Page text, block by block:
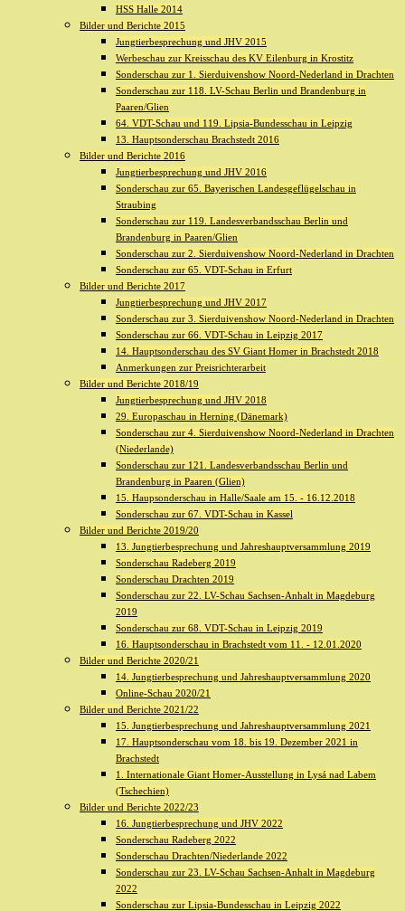
HSS Halle 2014
Bilder und Berichte 2015
Jungtierbesprechung und JHV 2015
Werbeschau zur Kreisschau des KV Eilenburg in Krostitz
Sonderschau zur 1. Sierduivenshow Noord-Nederland in Drachten
Sonderschau zur 118. LV-Schau Berlin und Brandenburg in
Paaren/Glien
64. VDT-Schau und 119. Lipsia-Bundesschau in Leipzig
13. Hauptsonderschau Brachstedt 2016
Bilder und Berichte 2016
Jungtierbesprechung und JHV 2016
Sonderschau zur 65. Bayerischen Landesgeflügelschau in
Straubing
Sonderschau zur 119. Landesverbandsschau Berlin und
Brandenburg in Paaren/Glien
Sonderschau zur 2. Sierduivenshow Noord-Nederland in Drachten
Sonderschau zur 65. VDT-Schau in Erfurt
Bilder und Berichte 2017
Jungtierbesprechung und JHV 2017
Sonderschau zur 3. Sierduivenshow Noord-Nederland in Drachten
Sonderschau zur 66. VDT-Schau in Leipzig 2017
14. Hauptsonderschau des SV Giant Homer in Brachstedt 2018
Anmerkungen zur Preisrichterarbeit
Bilder und Berichte 2018/19
Jungtierbesprechung und JHV 2018
29. Europaschau in Herning (Dänemark)
Sonderschau zur 4. Sierduivenshow Noord-Nederland in Drachten
(Niederlande)
Sonderschau zur 121. Landesverbandsschau Berlin und
Brandenburg in Paaren (Glien)
15. Haupsonderschau in Halle/Saale am 15. - 16.12.2018
Sonderschau zur 67. VDT-Schau in Kassel
Bilder und Berichte 2019/20
13. Jungtierbesprechung und Jahreshauptversammlung 2019
Sonderschau Radeberg 2019
Sonderschau Drachten 2019
Sonderschau zur 22. LV-Schau Sachsen-Anhalt in Magdeburg
2019
Sonderschau zur 68. VDT-Schau in Leipzig 2019
16. Hauptsonderschau in Brachstedt vom 11. - 12.01.2020
Bilder und Berichte 2020/21
14. Jungtierbesprechung und Jahreshauptversammlung 2020
Online-Schau 2020/21
Bilder und Berichte 2021/22
15. Jungtierbesprechung und Jahreshauptversammlung 2021
17. Hauptsonderschau vom 18. bis 19. Dezember 2021 in
Brachstedt
1. Internationale Giant Homer-Ausstellung in Lysá nad Labem
(Tschechien)
Bilder und Berichte 2022/23
16. Jungtierbesprechung und JHV 2022
Sonderschau Radeberg 2022
Sonderschau Drachten/Niederlande 2022
Sonderschau zur 23. LV-Schau Sachsen-Anhalt in Magdeburg
2022
Sonderschau zur Lipsia-Bundesschau in Leipzig 2022